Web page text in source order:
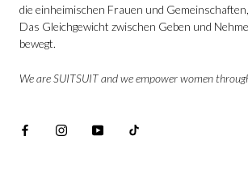
die einheimischen Frauen und
Das Gleichgewicht zwischen Geben und
bewegt.
We are SUITSUIT and we empower women